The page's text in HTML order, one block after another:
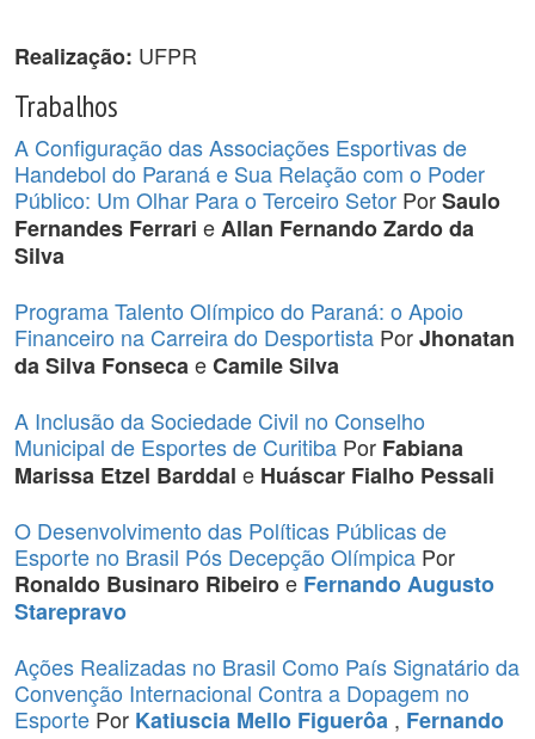
Realização: UFPR
Trabalhos
A Configuração das Associações Esportivas de
Handebol do Paraná e Sua Relação com o Poder
Público: Um Olhar Para o Terceiro Setor PorSaulo
Fernandes Ferrari eAllan Fernando Zardo da
Silva
Programa Talento Olímpico do Paraná: o Apoio
Financeiro na Carreira do Desportista PorJhonatan
da Silva FonsecaeCamile Silva
A Inclusão da Sociedade Civil no Conselho
Municipal de Esportes de Curitiba Por Fabiana
Marissa Etzel Barddal e Huáscar Fialho Pessali
O Desenvolvimento das Políticas Públicas de
Esporte no Brasil Pós Decepção Olímpica Por
Ronaldo Businaro Ribeiroe Fernando Augusto
Starepravo
Ações Realizadas no Brasil Como País Signatário da
Convenção Internacional Contra a Dopagem no
Esporte Por Katiuscia Mello Figuerôa , Fernando